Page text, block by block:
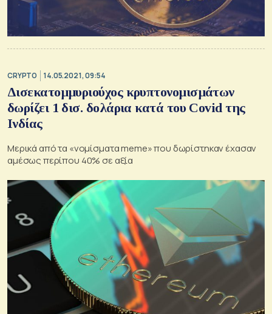
CRYPTO 14.05.2021, 09:54
Δισεκατομμυριούχος κρυπτονομισμάτων
δωρίζει 1 δισ. δολάρια κατά του Covid της
Ινδίας
Μερικά από τα «νομίσματα meme» που δωρίστηκαν έχασαν
αμέσως περίπου 40% σε αξία